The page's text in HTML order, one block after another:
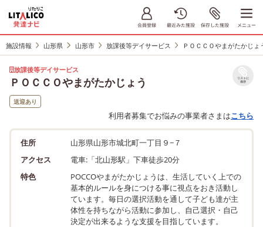
施設情報 山形県 山形市 放課後等デイサービス ＰＯＣＣＯやまがたかじょ
放課後等デイサービス
ＰＯＣＣＯやまがたかじょう リストに
保存
送迎あり
利用者募集でお悩みの事業者さまはこちら
住所
山形県山形市城北町一丁目９−７
アクセス
電車:「北山形駅」下車徒歩20分
特色
POCCOやまがたかじょうは、生活していく上での
基本的ルールを身につける事に視点をおき活動し
ています。毎日の選択活動を通して子ども達が主
体性を持ちながら活動に参加し、自己選択・自己
決定が出来るような支援を目指しています。